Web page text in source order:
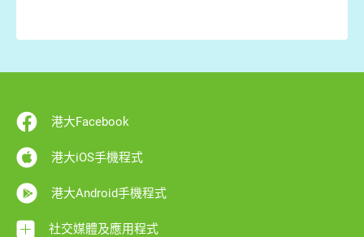
港大Facebook
港大iOS手機程式
港大Android手機程式
社交媒體及應用程式